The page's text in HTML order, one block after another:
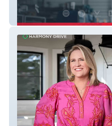
Amstability